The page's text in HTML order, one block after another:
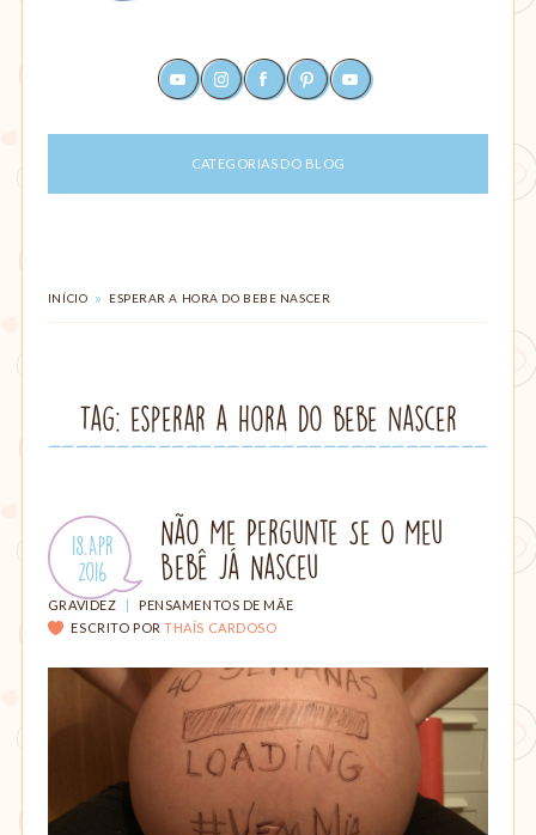
paternagem,
ajudar
mães
criação
com
gestação,
amamentação,
Montessori,
viagem
etc.
youtubeinstagramfacebookpinterest
CATEGORIAS DO BLOG
VOCÊ
INÍCIO » ESPERAR A HORA DO BEBE NASCER
Tag: esperar a hora do bebe nascer
Publicado
em:
18.Apr
.
2016
Não Me Pergunte Se O Meu
Bebê Já Nasceu
CATEGORIAS:
GRAVIDEZ
PENSAMENTOS DE MÃE
ESCRITO POR THAÍS CARDOSO